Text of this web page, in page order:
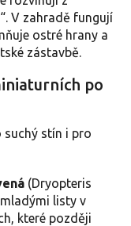
V zahradě fungují
ostré hrany a
zástavbě.
po
suchý stín i pro
(Dryopteris
listy v
které později